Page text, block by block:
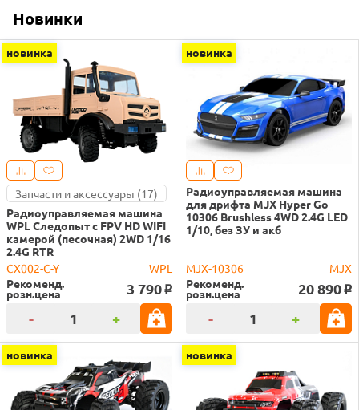
Новинки
новинка
Запчасти и аксессуары (17)
Радиоуправляемая машина
WPL Следопыт с FPV HD WIFI
камерой (песочная) 2WD 1/16
2.4G RTR
CX002-C-Y
WPL
Рекоменд.
розн.цена 3 790 o
- +
новинка
Радиоуправляемая машина
для дрифта MJX Hyper Go
10306 Brushless 4WD 2.4G LED
1/10, без ЗУ и акб
MJX-10306
MJX
Рекоменд.
розн.цена 20 890 o
- +
новинка новинка